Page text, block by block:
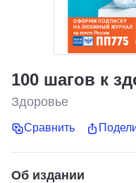
100 шагов к
Здоровье
Сравнить
Об издании